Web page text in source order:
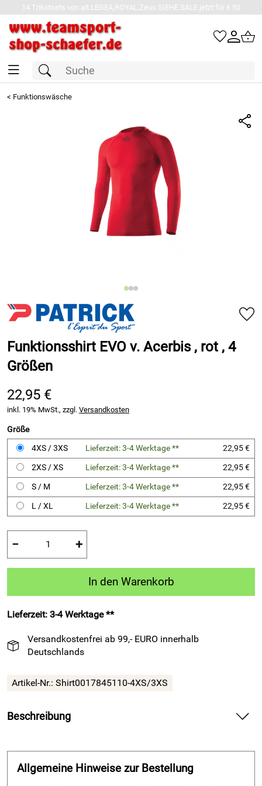
14 Trikotsets von alt.LEGEA,ROYAL,Zeus SIEHE SALE jetzt für € 50
< Funktionswäsche
Funktionsshirt EVO v. Acerbis , rot , 4
Größen
22,95 €
inkl. 19% MwSt., zzgl. Versandkosten
Größe
4XS / 3XS
Lieferzeit: 3-4 Werktage **
22,95 €
2XS / XS
Lieferzeit: 3-4 Werktage **
22,95 €
S / M
Lieferzeit: 3-4 Werktage **
22,95 €
L / XL
Lieferzeit: 3-4 Werktage ** 22,95 €
− +
In den Warenkorb
Lieferzeit: 3-4 Werktage **
Versandkostenfrei ab 99,- EURO innerhalb
Deutschlands
Artikel-Nr.: Shirt0017845110-4XS/3XS
Beschreibung
atmungsaktiven Komfort für Training und Spiel.
Spüre direkt die weiche Qualität auf deiner Haut und
Allgemeine Hinweise zur Bestellung